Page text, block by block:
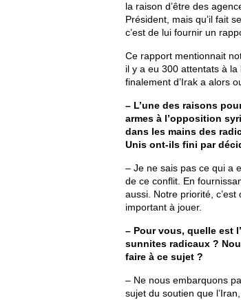
la raison d’être des
Président, mais qu’il fait
c’est de lui fournir un
Ce rapport mentionnait
il y a eu 300 attentats à
finalement d’Irak a alors
– L’une des raisons
armes à l’opposition
dans les mains des
Unis ont-ils fini par
– Je ne sais pas ce qui a
de ce conflit. En
aussi. Notre priorité,
important à jouer.
– Pour vous, quelle est
sunnites radicaux ?
faire à ce sujet ?
– Ne nous embarquons
sujet du soutien que